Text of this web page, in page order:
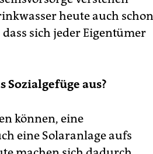
heute auch schon
sich jeder Eigentümer
Sozialgefüge aus?
können, eine
eine Solaranlage aufs